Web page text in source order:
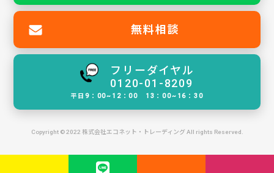
無料相談
フリーダイヤル
0120-01-8209
平日9：00~12：00 13：00~16：30
Copyright © 2022 株式会社エコネット・トレーディング All rights Reserved.